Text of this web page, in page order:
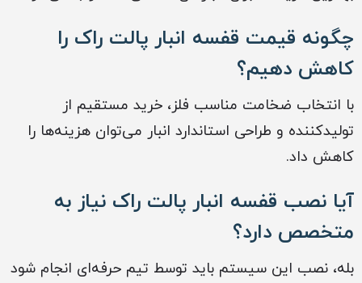
چگونه قیمت قفسه انبار پالت راک را
کاهش دهیم؟
با انتخاب ضخامت مناسب فلز، خرید مستقیم از
تولیدکننده و طراحی استاندارد انبار می‌توان هزینه‌ها را
کاهش داد.
آیا نصب قفسه انبار پالت راک نیاز به
متخصص دارد؟
بله، نصب این سیستم باید توسط تیم حرفه‌ای انجام شود